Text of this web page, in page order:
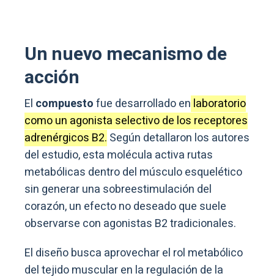
Un nuevo mecanismo de
acción
El compuestofue desarrollado en laboratorio
como un agonista selectivo de los receptores
adrenérgicos B2. Según detallaron los autores
del estudio, esta molécula activa rutas
metabólicas dentro del músculo esquelético
sin generar una sobreestimulación del
corazón, un efecto no deseado que suele
observarse con agonistas B2 tradicionales.
El diseño busca aprovechar el rol metabólico
del tejido muscular en la regulación de la